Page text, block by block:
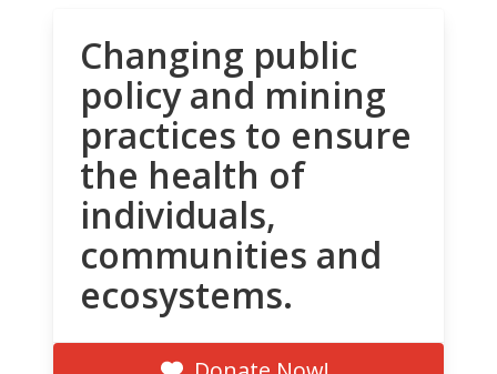
Changing public
policy and mining
practices to ensure
the health of
individuals,
communities and
ecosystems.